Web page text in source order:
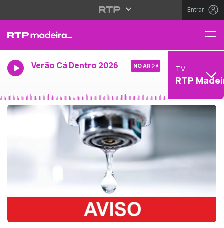
Entrar
Verão Cá Dentro 2026 NO AR TV
RTP